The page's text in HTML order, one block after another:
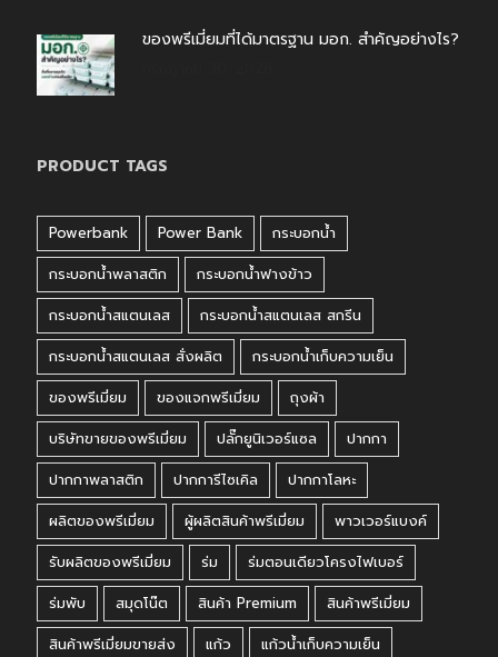
ของพรีเมี่ยมที่ได้มาตรฐาน มอก. สำคัญอย่างไร?
PRODUCT TAGS
Powerbank Power Bank
กระบอกน้ำ
กระบอกน้ำพลาสติก
กระบอกน้ำฟางข้าว
กระบอกน้ำสแตนเลส
กระบอกน้ำสแตนเลส สกรีน
กระบอกน้ำสแตนเลส สั่งผลิต
กระบอกน้ำเก็บความเย็น
ของพรีเมี่ยม
ของแจกพรีเมี่ยม
ถุงผ้า
บริษัทขายของพรีเมี่ยม
ปลั๊กยูนิเวอร์แซล
ปากกา
ปากกาพลาสติก
ปากการีไซเคิล
ปากกาโลหะ
ผลิตของพรีเมี่ยม
ผู้ผลิตสินค้าพรีเมี่ยม
พาวเวอร์แบงค์
รับผลิตของพรีเมี่ยม
ร่ม
ร่มตอนเดียวโครงไฟเบอร์
ร่มพับ
สมุดโน๊ต สินค้า Premium
สินค้าพรีเมี่ยม
สินค้าพรีเมี่ยมขายส่ง
แก้ว
แก้วน้ำเก็บความเย็น